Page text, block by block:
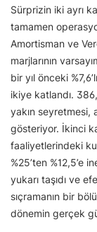
Sürprizin iki ayrı
tamamen
Amortisman ve
marjlarının
bir yıl önceki
ikiye katlandı.
yakın seyretmesi,
gösteriyor. İkinci
faaliyetlerindeki
%25’ten %12,5’e
yukarı taşıdı ve
sıçramanın bir
dönemin gerçek